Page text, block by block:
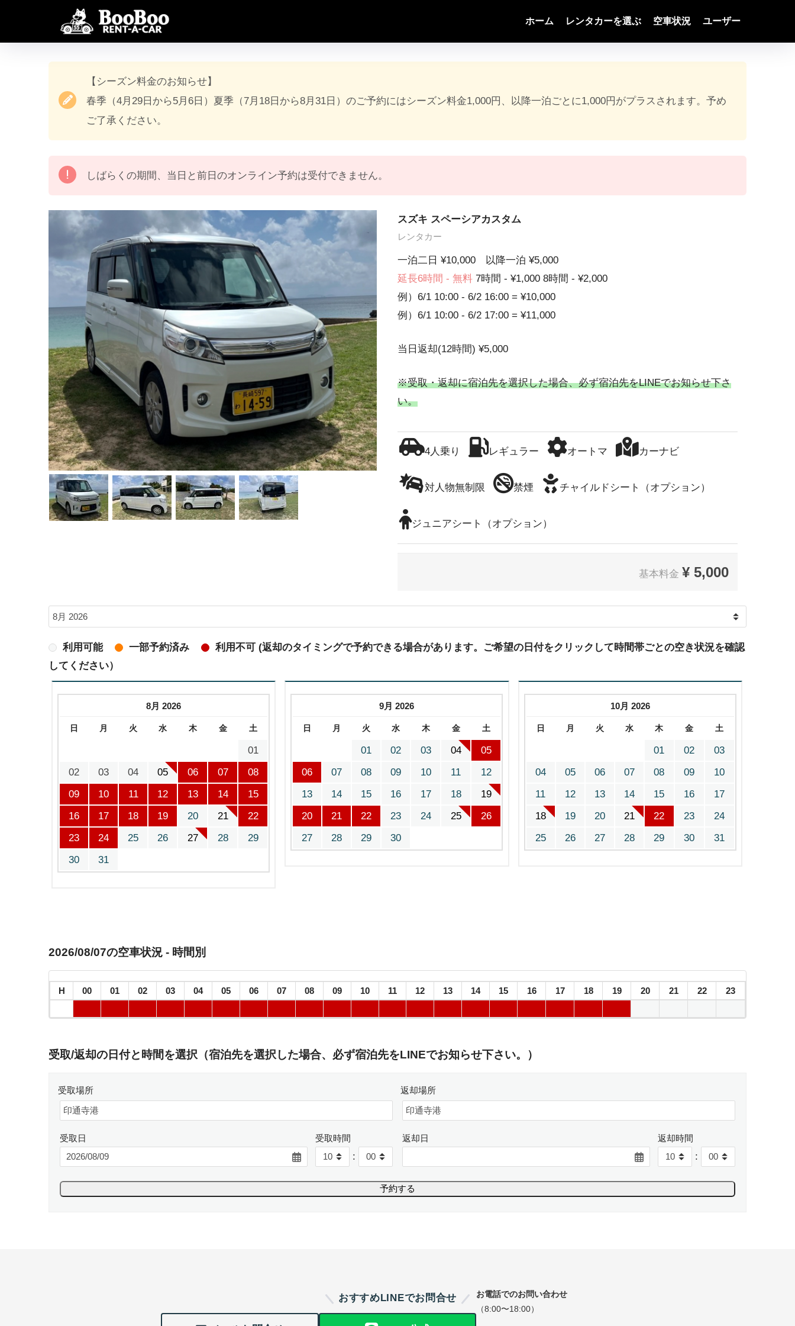
ホーム レンタカーを選ぶ 空車状況 ユーザー
【シーズン料金のお知らせ】
春季（4月29日から5月6日）夏季（7月18日から8月31日）のご予約にはシーズン料金1,000円、以降一泊ごとに1,000円がプラスされます。予め
ご了承ください。
しばらくの期間、当日と前日のオンライン予約は受付できません。
スズキ スペーシアカスタム
レンタカー
一泊二日 ¥10,000 以降一泊 ¥5,000
延長6時間 - 無料 7時間 - ¥1,000 8時間 - ¥2,000
例）6/1 10:00 - 6/2 16:00 = ¥10,000
例）6/1 10:00 - 6/2 17:00 = ¥11,000
当日返却(12時間) ¥5,000
※受取・返却に宿泊先を選択した場合、必ず宿泊先をLINEでお知らせ下さ
い。
4人乗り レギュラー オートマ カーナビ
対人物無制限 禁煙 チャイルドシート（オプション）
ジュニアシート（オプション）
基本料金 ¥ 5,000
利用可能 一部予約済み
利用不可 (返却のタイミングで予約できる場合があります。ご希望の日付をクリックして時間帯ごとの空き状況を確認
してください）
8月 2026
日 月 火 水 木 金 土
01
02
03 04 05 06 07
08
09
10 11 12 13 14
15
16
17 18 19 20 21
22
23
24 25 26 27 28
29
30
31
9月 2026
日 月 火 水 木 金 土
01 02 03 04
05
06
07 08 09 10 11
12
13
14 15 16 17 18
19
20
21 22 23 24 25
26
27
28 29 30
10月 2026
日 月 火 水 木 金 土
01 02
03
04
05 06 07 08 09
10
11
12 13 14 15 16
17
18
19 20 21 22 23
24
25
26 27 28 29 30 31
2026/08/07の空車状況 - 時間別
H 00 01 02 03 04 05 06 07 08 09 10 11 12 13 14 15 16 17 18 19 20 21 22 23
受取/返却の日付と時間を選択（宿泊先を選択した場合、必ず宿泊先をLINEでお知らせ下さい。）
受取場所 返却場所
受取日 受取時間
:
返却日 返却時間
:
おすすめLINEでお問合せ
お電話でのお問い合わせ
（8:00〜18:00）